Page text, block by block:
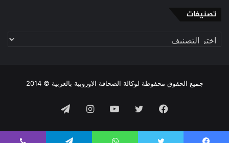
تصنيفات
تصنيفات
جميع الحقوق محفوظة لوكالة الصحافة الاوروبية بالعربية © 2014
فيسبوك تويتر يوتيوبانستقرامتيلقرام